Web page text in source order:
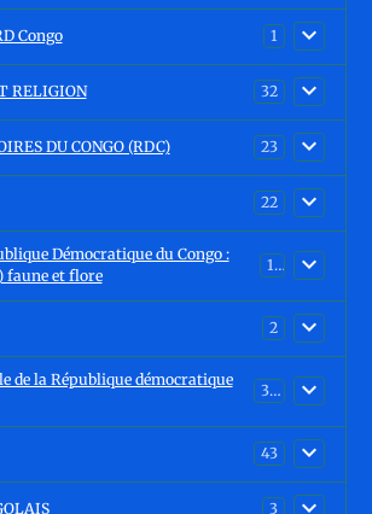
Congo 1
RELIGION 32
DU CONGO (RDC) 23
22
Démocratique du Congo :
faune et flore
15
2
de la République démocratique
30
43
3